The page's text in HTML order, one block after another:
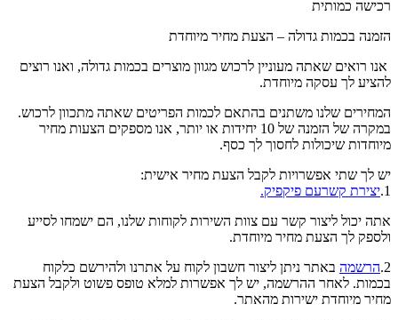
רכישה כמותית
הזמנה בכמות גדולה – הצעת מחיר מיוחדת
אנו רואים שאתה מעוניין לרכוש מגוון מוצרים בכמות גדולה, ואנו רוצים
להציע לך עסקה מיוחדת.
המחירים שלנו משתנים בהתאם לכמות הפריטים שאתה מתכוון לרכוש.
במקרה של הזמנה של 10 יחידות או יותר, אנו מספקים הצעות מחיר
מיוחדות שיכולות לחסוך לך כסף.
יש לך שתי אפשרויות לקבל הצעת מחיר אישית:
1. יצירת קשרעם פיקפיק.
אתה יכול ליצור קשר עם צוות השירות לקוחות שלנו, הם ישמחו לסייע
ולספק לך הצעת מחיר מיוחדת.
2. הרשמה באתר ניתן ליצור חשבון לקוח על אתרנו ולהירשם כלקוח
בכמות. לאחר ההרשמה, יש לך אפשרות למלא טופס פשוט ולקבל הצעת
מחיר מיוחדת ישירות מהאתר.